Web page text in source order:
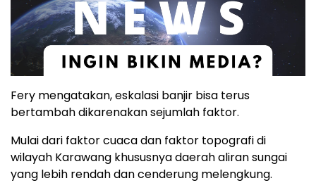
Fery mengatakan, eskalasi banjir bisa terus
bertambah dikarenakan sejumlah faktor.
Mulai dari faktor cuaca dan faktor topografi di
wilayah Karawang khususnya daerah aliran sungai
yang lebih rendah dan cenderung melengkung.